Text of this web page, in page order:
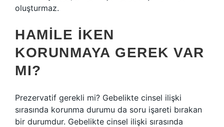
oluşturmaz.
HAMILE IKEN
KORUNMAYA GEREK VAR
MI?
Prezervatif gerekli mi? Gebelikte cinsel ilişki
sırasında korunma durumu da soru işareti bırakan
bir durumdur. Gebelikte cinsel ilişki sırasında